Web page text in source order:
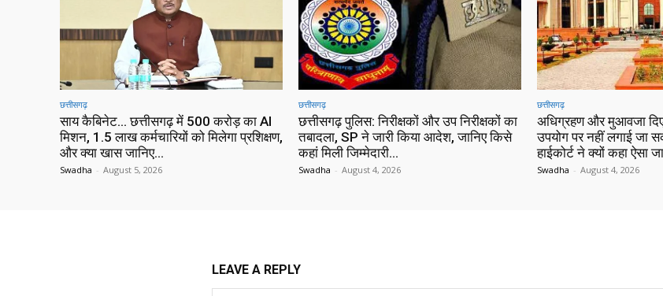
छत्तीसगढ़
साय कैबिनेट… छत्तीसगढ़ में 500 करोड़ का AI
मिशन, 1.5 लाख कर्मचारियों को मिलेगा प्रशिक्षण,
और क्या खास जानिए…
Swadha - August 5, 2026
छत्तीसगढ़
छत्तीसगढ़ पुलिस: निरीक्षकों और उप निरीक्षकों का
तबादला, SP ने जारी किया आदेश, जानिए किसे
कहां मिली जिम्मेदारी…
Swadha - August 4, 2026
छत्तीसगढ़
अधिग्रहण और मुआवजा
उपयोग पर नहीं लगाई जा
हाईकोर्ट ने क्यों कहा ऐसा
Swadha - August 4, 2026
LEAVE A REPLY